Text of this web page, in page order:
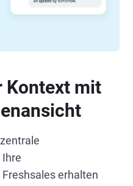
Kontext mit
erhalten